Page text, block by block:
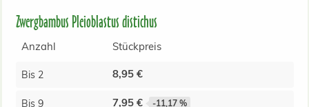
Zwergbambus Pleioblastus distichus
Anzahl Stückpreis
Bis 2 8,95 €
Bis 9 7,95 € -11,17 %